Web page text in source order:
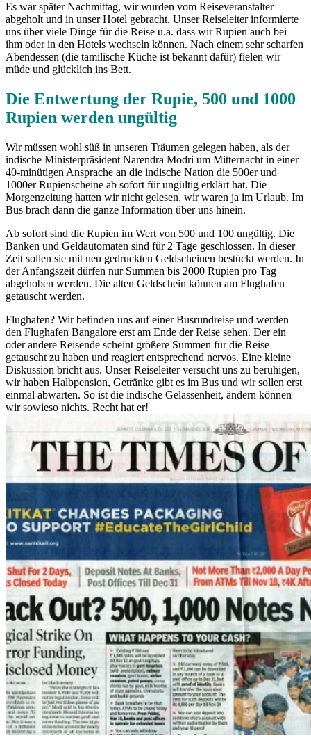
Es war später Nachmittag, wir wurden vom Reiseveranstalter
abgeholt und in unser Hotel gebracht. Unser Reiseleiter informierte
uns über viele Dinge für die Reise u.a. dass wir Rupien auch bei
ihm oder in den Hotels wechseln können. Nach einem sehr scharfen
Abendessen (die tamilische Küche ist bekannt dafür) fielen wir
müde und glücklich ins Bett.
Die Entwertung der Rupie, 500 und 1000
Rupien werden ungültig
Wir müssen wohl süß in unseren Träumen gelegen haben, als der
indische Ministerpräsident Narendra Modri um Mitternacht in einer
40-minütigen Ansprache an die indische Nation die 500er und
1000er Rupienscheine ab sofort für ungültig erklärt hat. Die
Morgenzeitung hatten wir nicht gelesen, wir waren ja im Urlaub. Im
Bus brach dann die ganze Information über uns hinein.
Ab sofort sind die Rupien im Wert von 500 und 100 ungültig. Die
Banken und Geldautomaten sind für 2 Tage geschlossen. In dieser
Zeit sollen sie mit neu gedruckten Geldscheinen bestückt werden. In
der Anfangszeit dürfen nur Summen bis 2000 Rupien pro Tag
abgehoben werden. Die alten Geldschein können am Flughafen
getauscht werden.
Flughafen? Wir befinden uns auf einer Busrundreise und werden
den Flughafen Bangalore erst am Ende der Reise sehen. Der ein
oder andere Reisende scheint größere Summen für die Reise
getauscht zu haben und reagiert entsprechend nervös. Eine kleine
Diskussion bricht aus. Unser Reiseleiter versucht uns zu beruhigen,
wir haben Halbpension, Getränke gibt es im Bus und wir sollen erst
einmal abwarten. So ist die indische Gelassenheit, ändern können
wir sowieso nichts. Recht hat er!